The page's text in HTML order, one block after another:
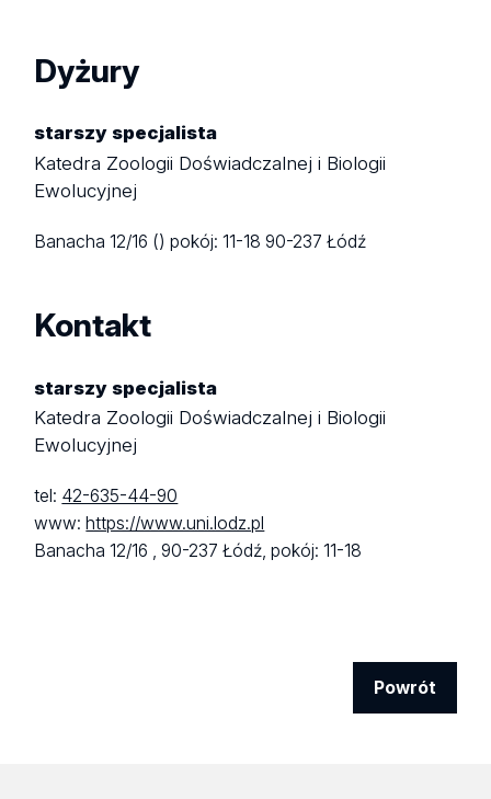
Dyżury
starszy specjalista
Katedra Zoologii Doświadczalnej i Biologii
Ewolucyjnej
Banacha 12/16 ()pokój: 11-1890-237 Łódź
Kontakt
starszy specjalista
Katedra Zoologii Doświadczalnej i Biologii
Ewolucyjnej
tel: 42-635-44-90
www: https://www.uni.lodz.pl
Banacha 12/16 ,90-237 Łódź,pokój: 11-18
Powrót